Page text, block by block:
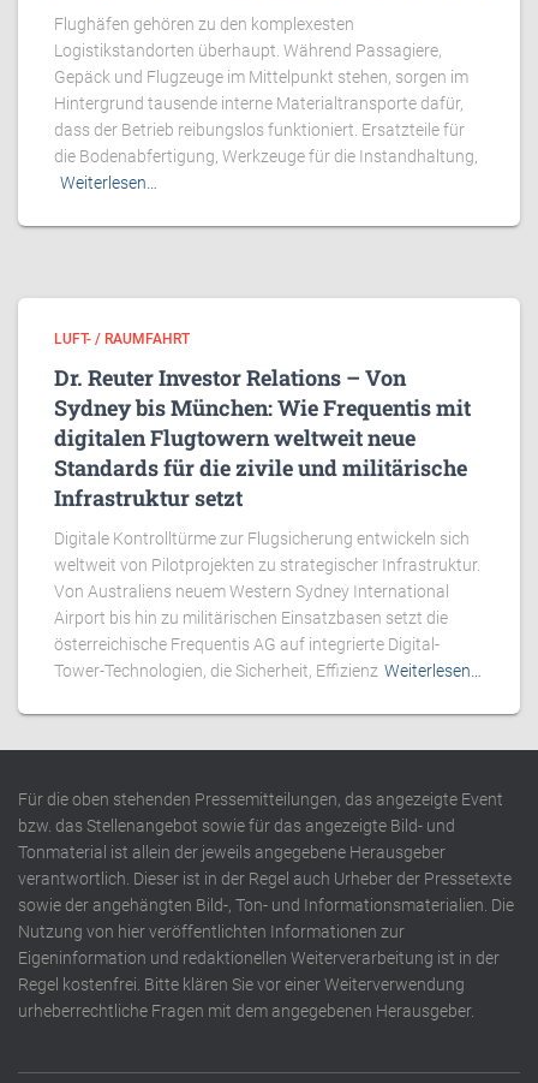
Flughäfen gehören zu den komplexesten
Logistikstandorten überhaupt. Während Passagiere,
Gepäck und Flugzeuge im Mittelpunkt stehen, sorgen im
Hintergrund tausende interne Materialtransporte dafür,
dass der Betrieb reibungslos funktioniert. Ersatzteile für
die Bodenabfertigung, Werkzeuge für die Instandhaltung,
Weiterlesen…
LUFT- / RAUMFAHRT
Dr. Reuter Investor Relations – Von
Sydney bis München: Wie Frequentis mit
digitalen Flugtowern weltweit neue
Standards für die zivile und militärische
Infrastruktur setzt
Digitale Kontrolltürme zur Flugsicherung entwickeln sich
weltweit von Pilotprojekten zu strategischer Infrastruktur.
Von Australiens neuem Western Sydney International
Airport bis hin zu militärischen Einsatzbasen setzt die
österreichische Frequentis AG auf integrierte Digital-
Tower-Technologien, die Sicherheit, Effizienz Weiterlesen…
Für die oben stehenden Pressemitteilungen, das angezeigte Event
bzw. das Stellenangebot sowie für das angezeigte Bild- und
Tonmaterial ist allein der jeweils angegebene Herausgeber
verantwortlich. Dieser ist in der Regel auch Urheber der Pressetexte
sowie der angehängten Bild-, Ton- und Informationsmaterialien. Die
Nutzung von hier veröffentlichten Informationen zur
Eigeninformation und redaktionellen Weiterverarbeitung ist in der
Regel kostenfrei. Bitte klären Sie vor einer Weiterverwendung
urheberrechtliche Fragen mit dem angegebenen Herausgeber.